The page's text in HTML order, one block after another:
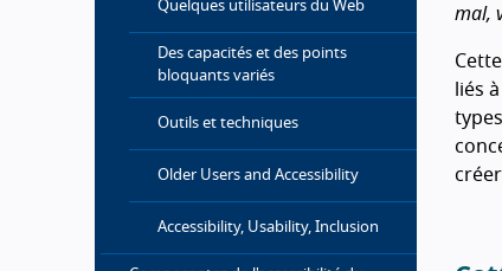
Quelques utilisateurs du Web
Des capacités et des points
bloquants variés
Outils et techniques
Older Users and Accessibility
Accessibility, Usability, Inclusion
mal,
liés